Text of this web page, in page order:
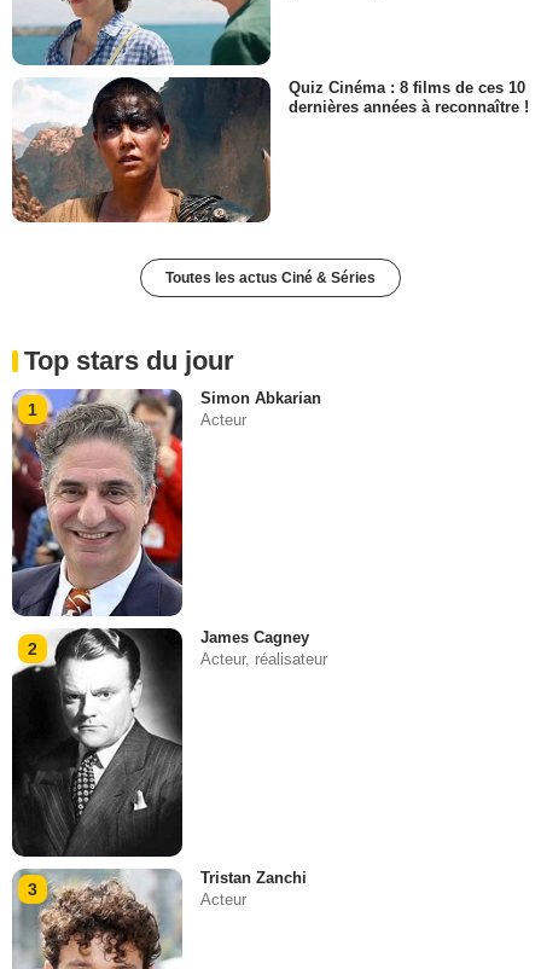
Quiz Cinéma : 8 films de ces 10
dernières années à reconnaître !
Toutes les actus Ciné & Séries
Top stars du jour
1
Simon Abkarian
Acteur
2
James Cagney
Acteur, réalisateur
3
Tristan Zanchi
Acteur